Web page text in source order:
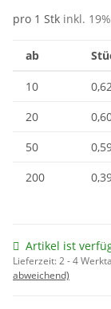
pro 1 Stk inkl.
ab
10
20
50
200
Artikel ist
Lieferzeit:2 - 4
abweichend)